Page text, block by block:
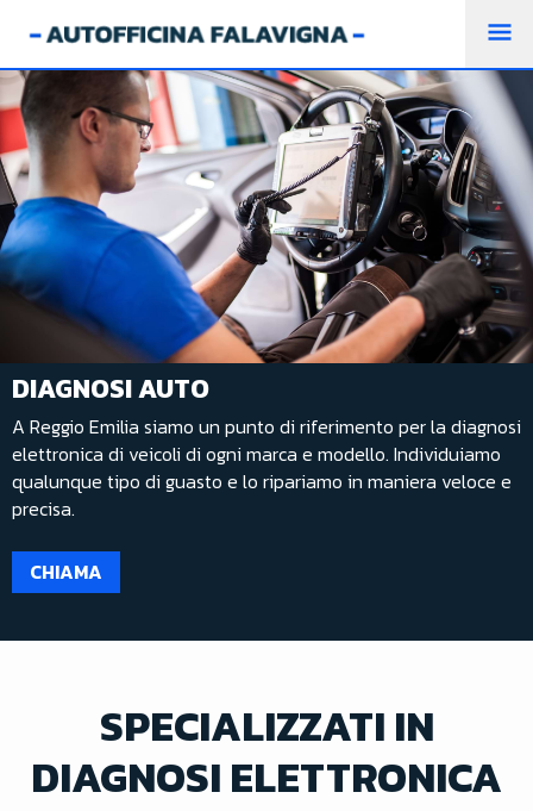
DIAGNOSI AUTO
A Reggio Emilia siamo un punto di riferimento per la diagnosi
elettronica di veicoli di ogni marca e modello. Individuiamo
qualunque tipo di guasto e lo ripariamo in maniera veloce e
precisa.
CHIAMA
SPECIALIZZATI IN
DIAGNOSI ELETTRONICA